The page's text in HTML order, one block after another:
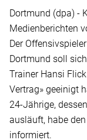
Dortmund (dpa) -
Medienberichten
Der
Dortmund soll
Trainer Hansi
Vertrag» geeinigt
24-Jährige,
ausläuft, habe
informiert.